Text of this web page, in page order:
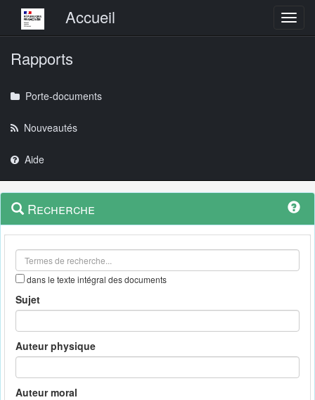
Menu principalAccueil
Rapports
Porte-documents
Nouveautés
Aide
Navigation
outils
Menu
contextuel
Recherche
dans le texte intégral des documents
Sujet
Auteur physique
Auteur moral